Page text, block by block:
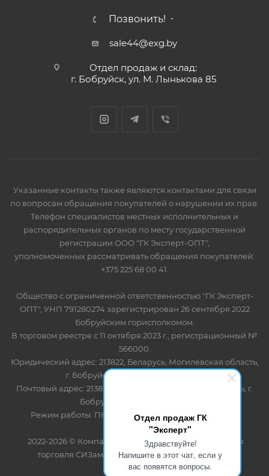
Отдел продаж ГК
"Эксперт"
Здравствуйте!
Напишите в этот чат, если у
вас появятся вопросы.
Позвонить!
sale44@exg.by
Отдел продаж и склад:
г. Бобруйск, ул. М. Лынькова 85
Указанные контакты также являются контактами для связи
по вопросам обращения покупателей о нарушении их прав.
Телефон специалистов местных исполнительных и
распорядительных органов по месту государственной
регистрации ООО "ГК Эксперт-ОПТ",
уполномоченных рассматривать обращения покупателей:
+375 225 68 00 41.
Общество с ограниченной ответственностью "ГК Эксперт-
ОПТ", УНП 791280274 зарегистрирован 26 сентября 2022
Бобруйским горисполкомом.
В торговом реестре с 11 октября 2023 г., регистрационный №
566000.
Юридический адрес: 213822, Беларусь, Могилёвская область,
г. Бобруйск, ул. Лынькова 85 пом 7
Почтовый адрес: 213822, Беларусь, Могилёвская область, г.
Бобруйск, ул. Лынькова, 85
Режим работы: ПН-ПТ 8.30-17.00, СБ-ВС - выходной
2022-2026 © Компания "Эксперт" - оптово-розничная
торговля СИЗами и одноразовыми расходными
материалами